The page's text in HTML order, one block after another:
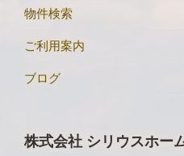
物件検索
ご利用案内
ブログ
株式会社 シリウスホー